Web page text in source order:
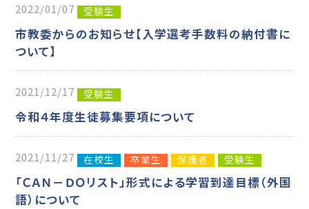
2022/01/07 受験生
市教委からのお知らせ【入学選考手数料の納付書に
ついて】
2021/12/17 受験生
令和４年度生徒募集要項について
2021/11/27 在校生 卒業生 保護者 受験生
「ＣＡＮ－ＤＯリスト」形式による学習到達目標（外国
語）について